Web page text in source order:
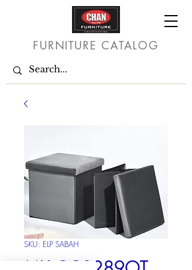
FURNITURE CATALOG
SKU: ELP SABAH